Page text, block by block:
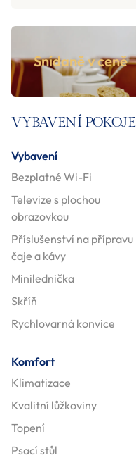
Snídaně v ceně
VYBAVENÍ POKOJE
Vybavení
Bezplatné Wi-Fi
Televize s plochou
obrazovkou
Příslušenství na přípravu
čaje a kávy
Minilednička
Skříň
Rychlovarná konvice
Komfort
Klimatizace
Kvalitní lůžkoviny
Topení
Psací stůl